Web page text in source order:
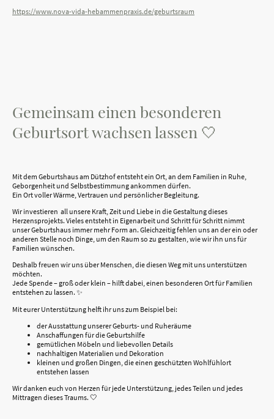
https://www.nova-vida-hebammenpraxis.de/geburtsraum
Gemeinsam einen besonderen
Geburtsort wachsen lassen 🤍
Mit dem Geburtshaus am Dützhof entsteht ein Ort, an dem Familien in Ruhe,
Geborgenheit und Selbstbestimmung ankommen dürfen.
Ein Ort voller Wärme, Vertrauen und persönlicher Begleitung.
Wir investieren all unsere Kraft, Zeit und Liebe in die Gestaltung dieses
Herzensprojekts. Vieles entsteht in Eigenarbeit und Schritt für Schritt nimmt
unser Geburtshaus immer mehr Form an. Gleichzeitig fehlen uns an der ein oder
anderen Stelle noch Dinge, um den Raum so zu gestalten, wie wir ihn uns für
Familien wünschen.
Deshalb freuen wir uns über Menschen, die diesen Weg mit uns unterstützen
möchten.
Jede Spende – groß oder klein – hilft dabei, einen besonderen Ort für Familien
entstehen zu lassen. ✨
Mit eurer Unterstützung helft ihr uns zum Beispiel bei:
der Ausstattung unserer Geburts- und Ruheräume
Anschaffungen für die Geburtshilfe
gemütlichen Möbeln und liebevollen Details
nachhaltigen Materialien und Dekoration
kleinen und großen Dingen, die einen geschützten Wohlfühlort
entstehen lassen
Wir danken euch von Herzen für jede Unterstützung, jedes Teilen und jedes
Mittragen dieses Traums. 🤍